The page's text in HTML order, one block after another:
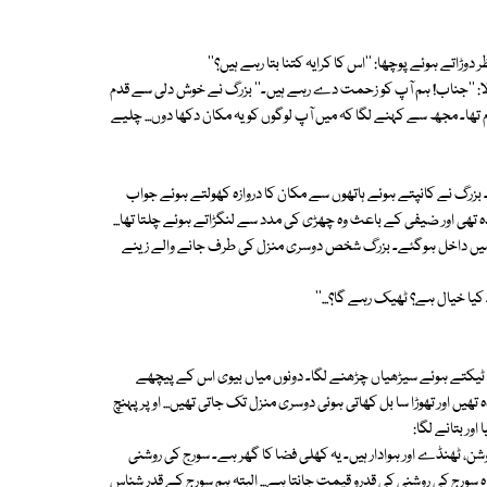
ہوئے پوچھا: ''اس کا کرایہ کتنا بتا رہے ہیں؟''
''جناب! ہم آپ کو زحمت دے رہے ہیں۔'' بزرگ نے خوش دلی سے قدم
مجھ سے کہنے لگا کہ میں آپ لوگوں کو یہ مکان دکھا دوں... چلیے
نے کانپتے ہوئے ہاتھوں سے مکان کا دروازہ کھولتے ہوئے جواب
اور ضیفی کے باعث وہ چھڑی کی مدد سے لنگڑاتے ہوئے چلتا تھا...
داخل ہوگئے۔ بزرگ شخص دوسری منزل کی طرف جانے والے زینے
کیا خیال ہے؟ ٹھیک رہے گا؟...''
ہوئے سیڑھیاں چڑھنے لگا۔ دونوں میاں بیوی اس کے پیچھے
اور تھوڑا سا بل کھاتی ہوئی دوسری منزل تک جاتی تھیں... اوپر پہنچ
بتانے لگا:
ٹھنڈے اور ہوادار ہیں۔ یہ کھلی فضا کا گھر ہے۔ سورج کی روشنی
کی روشنی کی قدرو قیمت جانتا ہے... البتہ ہم سورج کے قدر شناس